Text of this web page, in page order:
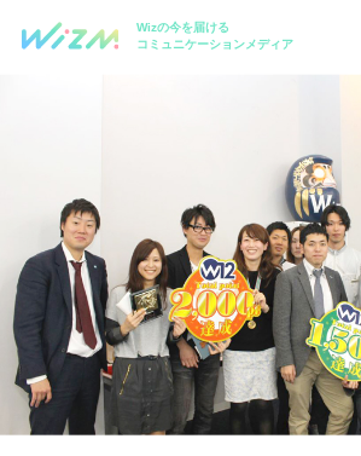
Wizの今を届ける
コミュニケーションメディア